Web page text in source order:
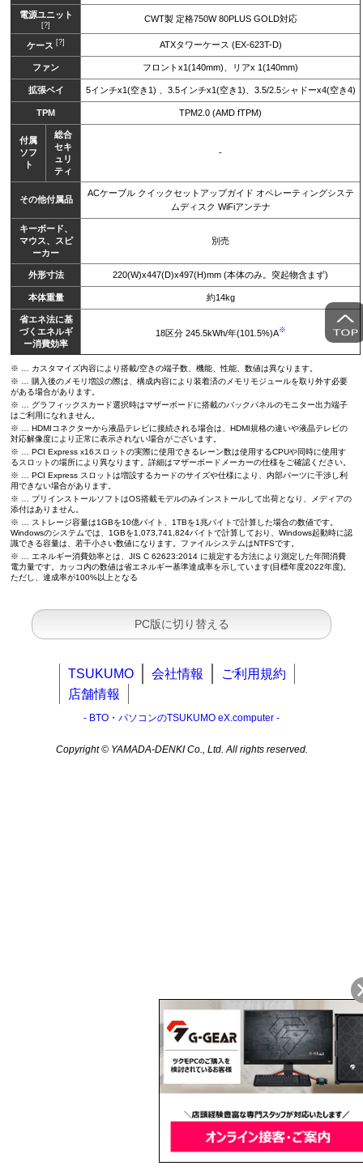
電源ユニット
[?]
CWT製 定格750W 80PLUS GOLD対応
ケース [?] ATXタワーケース (EX-623T-D)
ファン フロントx1(140mm)、リアx 1(140mm)
拡張ベイ 5インチx1(空き1) 、3.5インチx1(空き1)、3.5/2.5シャドーx4(空き4)
TPM TPM2.0 (AMD fTPM)
付属
ソフ
ト
総合
セキ
ュリ
ティ
-
その他付属品
ACケーブル クイックセットアップガイド オペレーティングシステ
ムディスク WiFiアンテナ
キーボード、
マウス、スピ
ーカー
別売
外形寸法 220(W)x447(D)x497(H)mm (本体のみ。突起物含まず)
本体重量 約14kg
省エネ法に基
づくエネルギ
ー消費効率
18区分 245.5kWh/年(101.5%)A※
※ … カスタマイズ内容により搭載/空きの端子数、機能、性能、数値は異なります。
※ … 購入後のメモリ増設の際は、構成内容により装着済のメモリモジュールを取り外す必要
がある場合があります。
※ … グラフィックスカード選択時はマザーボードに搭載のバックパネルのモニター出力端子
はご利用になれません。
※ … HDMIコネクターから液晶テレビに接続される場合は、HDMI規格の違いや液晶テレビの
対応解像度により正常に表示されない場合がございます。
※ … PCI Express x16スロットの実際に使用できるレーン数は使用するCPUや同時に使用す
るスロットの場所により異なります。詳細はマザーボードメーカーの仕様をご確認ください。
※ … PCI Express スロットは増設するカードのサイズや仕様により、内部パーツに干渉し利
用できない場合があります。
※ … プリインストールソフトはOS搭載モデルのみインストールして出荷となり、メディアの
添付はありません。
※ … ストレージ容量は1GBを10億バイト、1TBを1兆バイトで計算した場合の数値です。
Windowsのシステムでは、1GBを1,073,741,824バイトで計算しており、Windows起動時に認
識できる容量は、若干小さい数値になります。ファイルシステムはNTFSです。
※ … エネルギー消費効率とは、JIS C 62623:2014 に規定する方法により測定した年間消費
電力量です。カッコ内の数値は省エネルギー基準達成率を示しています(目標年度2022年度)。
ただし、達成率が100%以上となる
PC版に切り替える
TSUKUMO 会社情報
ご利用規約
店舗情報
- BTO・パソコンのTSUKUMO eX.computer -
Copyright © YAMADA-DENKI Co., Ltd. All rights reserved.